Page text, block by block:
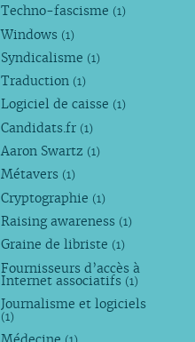
Techno-fascisme (1)
Windows (1)
Syndicalisme (1)
Traduction (1)
Logiciel de caisse (1)
Candidats.fr (1)
Aaron Swartz (1)
Métavers (1)
Cryptographie (1)
Raising awareness (1)
Graine de libriste (1)
Fournisseurs d’accès à
Internet associatifs (1)
Journalisme et logiciels
(1)